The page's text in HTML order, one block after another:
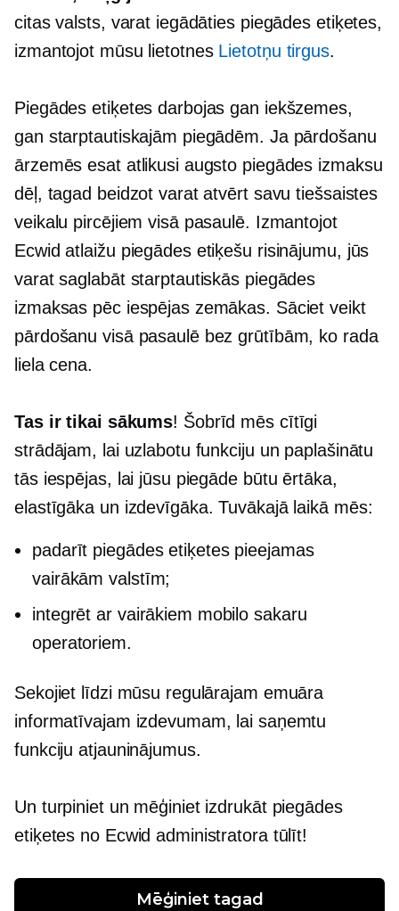
citas valsts, varat iegādāties piegādes etiķetes,
izmantojot mūsu lietotnes Lietotņu tirgus.
Piegādes etiķetes darbojas gan iekšzemes,
gan starptautiskajām piegādēm. Ja pārdošanu
ārzemēs esat atlikusi augsto piegādes izmaksu
dēļ, tagad beidzot varat atvērt savu tiešsaistes
veikalu pircējiem visā pasaulē. Izmantojot
Ecwid atlaižu piegādes etiķešu risinājumu, jūs
varat saglabāt starptautiskās piegādes
izmaksas pēc iespējas zemākas. Sāciet veikt
pārdošanu visā pasaulē bez grūtībām, ko rada
liela cena.
Tas ir tikai sākums! Šobrīd mēs cītīgi
strādājam, lai uzlabotu funkciju un paplašinātu
tās iespējas, lai jūsu piegāde būtu ērtāka,
elastīgāka un izdevīgāka. Tuvākajā laikā mēs:
padarīt piegādes etiķetes pieejamas
vairākām valstīm;
integrēt ar vairākiem mobilo sakaru
operatoriem.
Sekojiet līdzi mūsu regulārajam emuāra
informatīvajam izdevumam, lai saņemtu
funkciju atjauninājumus.
Un turpiniet un mēģiniet izdrukāt piegādes
etiķetes no Ecwid administratora tūlīt!
Mēģiniet tagad